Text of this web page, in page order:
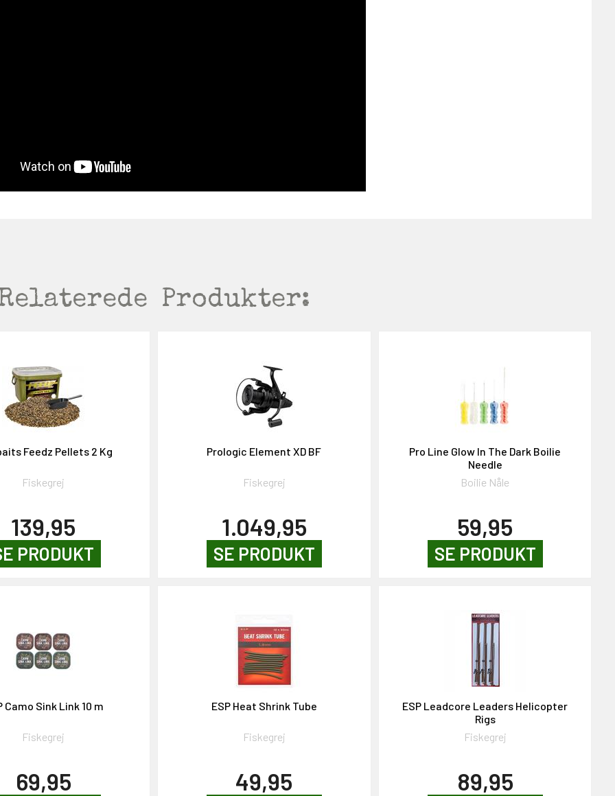
Produkter:
Feedz Pellets 2 Kg
Fiskegrej
139,95
PRODUKT
Prologic Element XD BF
Fiskegrej
1.049,95
SE PRODUKT
Pro Line Glow In The Dark Boilie
Needle
Boilie Nåle
59,95
SE PRODUKT
Camo Sink Link 10 m
Fiskegrej
69,95
ESP Heat Shrink Tube
Fiskegrej
49,95
ESP Leadcore Leaders Helicopter
Rigs
Fiskegrej
89,95